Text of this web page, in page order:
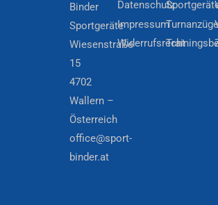
Binder
Sportgeräte
Wiesenstraße
15
4702
Wallern –
Österreich
office@sport-
binder.at
Datenschutz
Impressum
Widerrufsrecht